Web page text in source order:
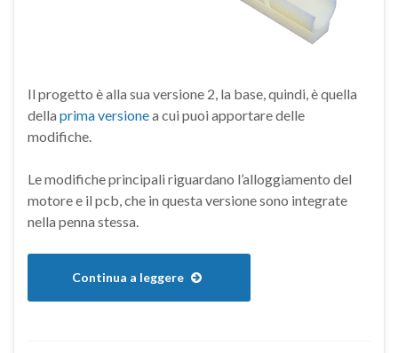
Il progetto è alla sua versione 2, la base, quindi, è quella
della prima versionea cui puoi apportare delle
modifiche.
Le modifiche principali riguardano l’alloggiamento del
motore e il pcb, che in questa versione sono integrate
nella penna stessa.
Continua a leggere